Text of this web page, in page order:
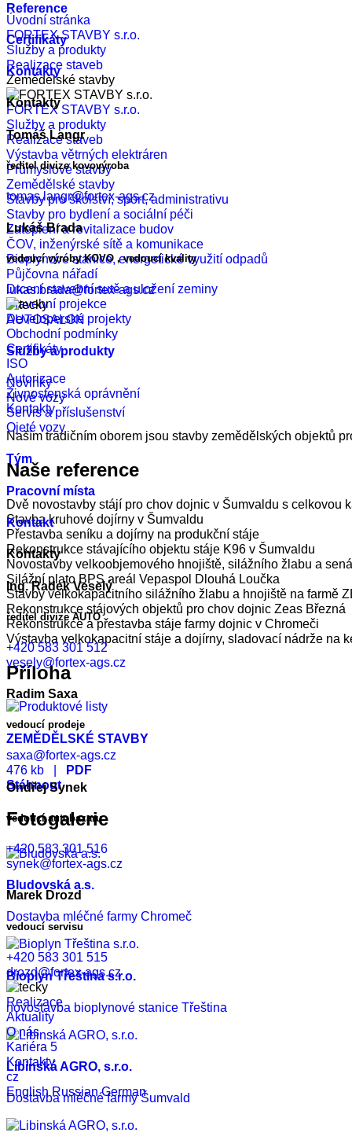
Reference
Certifikáty
Kontakty
Kontakty
Tomáš Langr
ředitel divize kovovýroba
tomas.langr@fortex-ags.cz
Lukáš Brada
vedoucí výroby KOVO , vedoucí kvality
lukas.brada@fortex-ags.cz
AUTOSALON
Služby a produkty
Novinky
Nové vozy
Servis a příslušenství
Ojeté vozy
Tým
Pracovní místa
Kontakt
Kontakty
Ing. Radek Veselý
ředitel divize AUTO
+420 583 301 512
vesely@fortex-ags.cz
Radim Saxa
vedoucí prodeje
saxa@fortex-ags.cz
Ondřej Synek
vedoucí autobazaru
+420 583 301 516
synek@fortex-ags.cz
Marek Drozd
vedoucí servisu
+420 583 301 515
drozd@fortex-ags.cz
Realizace
Aktuality
O nás
Kariéra 5
Kontakty
cz
English RussianGerman
Úvodní stránka
FORTEX STAVBY s.r.o.
Služby a produkty
Realizace staveb
Zemědělské stavby
FORTEX STAVBY s.r.o.
Služby a produkty
Realizace staveb
Výstavba větrných elektráren
Průmyslové stavby
Zemědělské stavby
Stavby pro školství, sport, administrativu
Stavby pro bydlení a sociální péči
Zateplení a revitalizace budov
ČOV, inženýrské sítě a komunikace
Bioplynové stanice, energetické využití odpadů
Půjčovna nářadí
Drcení stavební sutě a uložení zeminy
Stavební projekce
Developerské projekty
Obchodní podmínky
Certifikáty
ISO
Autorizace
Živnostenská oprávnění
Kontakty
Naším tradičním oborem jsou stavby zemědělských objektů
Naše reference
Dvě novostavby stájí pro chov dojnic v Šumvaldu s celkovou
Stavba kruhové dojírny v Šumvaldu
Přestavba seníku a dojírny na produkční stáje
Rekonstrukce stávajícího objektu stáje K96 v Šumvaldu
Novostavby velkoobjemového hnojiště, silážního žlabu a
Silážní plato BPS areál Vepaspol Dlouhá Loučka
Stavby velkokapacitního silážního žlabu a hnojiště na farmě
Rekonstrukce stájových objektů pro chov dojnic Zeas Březná
Rekonstrukce a přestavba stáje farmy dojnic v Chromeči
Výstavba velkokapacitní stáje a dojírny, sladovací nádrže na
Příloha
ZEMĚDĚLSKÉ STAVBY
476 kb |
PDF
Stáhnout
Fotogalerie
Bludovská a.s.
Dostavba mléčné farmy Chromeč
Bioplyn Třeština s.r.o.
novostavba bioplynové stanice Třeština
Libinská AGRO, s.r.o.
Dostavba mléčné farmy Šumvald